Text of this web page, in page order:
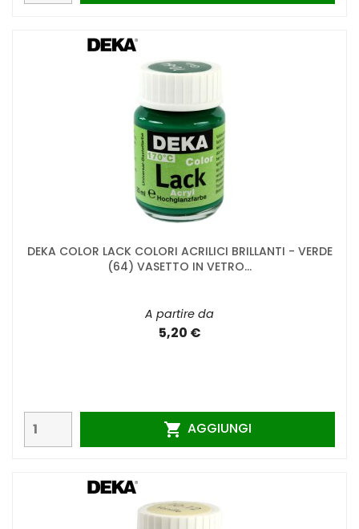
DEKA COLOR LACK COLORI ACRILICI BRILLANTI - VERDE
(64) VASETTO IN VETRO...
A partire da
5,20 €
 AGGIUNGI